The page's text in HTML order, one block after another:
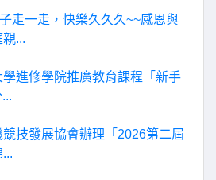
走一走，快樂久久久~~感恩與
...
進修學院推廣教育課程「新手
技發展協會辦理「2026第二屆